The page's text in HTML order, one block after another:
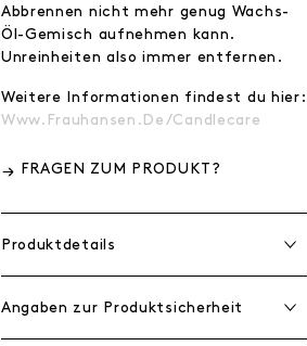
Abbrennen nicht mehr genug Wachs-
Öl-Gemisch aufnehmen kann.
Unreinheiten also immer entfernen.
Weitere Informationen findest du hier:
Www.frauhansen.de/candlecare
FRAGEN ZUM PRODUKT?
Produktdetails
Angaben zur Produktsicherheit